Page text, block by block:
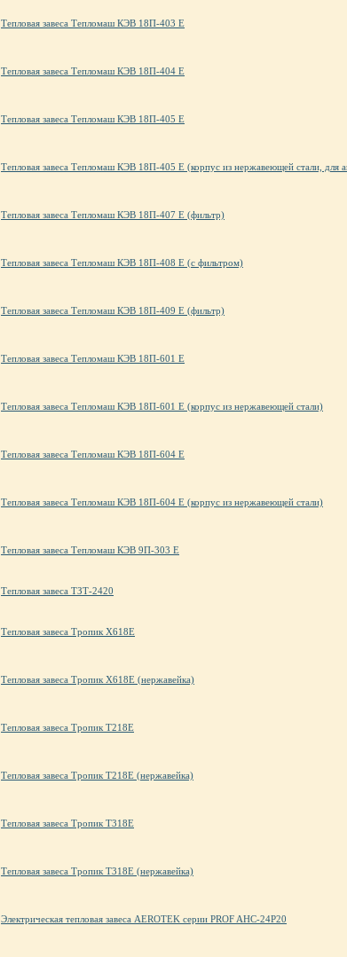
Тепловая завеса Тепломаш КЭВ 18П-403 Е
Тепловая завеса Тепломаш КЭВ 18П-404 Е
Тепловая завеса Тепломаш КЭВ 18П-405 Е
Тепловая завеса Тепломаш КЭВ 18П-405 Е (корпус из нержавеющей стали, для
Тепловая завеса Тепломаш КЭВ 18П-407 Е (фильтр)
Тепловая завеса Тепломаш КЭВ 18П-408 Е (с фильтром)
Тепловая завеса Тепломаш КЭВ 18П-409 Е (фильтр)
Тепловая завеса Тепломаш КЭВ 18П-601 Е
Тепловая завеса Тепломаш КЭВ 18П-601 Е (корпус из нержавеющей стали)
Тепловая завеса Тепломаш КЭВ 18П-604 Е
Тепловая завеса Тепломаш КЭВ 18П-604 Е (корпус из нержавеющей стали)
Тепловая завеса Тепломаш КЭВ 9П-303 Е
Тепловая завеса ТЗТ-2420
Тепловая завеса Тропик X618E
Тепловая завеса Тропик X618E (нержавейка)
Тепловая завеса Тропик Т218Е
Тепловая завеса Тропик Т218Е (нержавейка)
Тепловая завеса Тропик Т318E
Тепловая завеса Тропик Т318E (нержавейка)
Электрическая тепловая завеса AEROTEK серии PROF AHC-24P20